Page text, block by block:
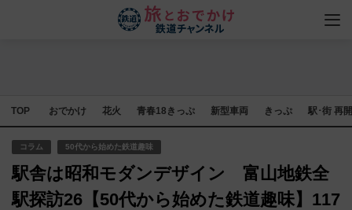
TOP おでかけ 花火 青春18きっぷ 新型車両 きっぷ 駅･街 再
コラム 50代から始めた鉄道趣味
駅舎は昭和モダンデザイン 富山地鉄全
駅探訪26【50代から始めた鉄道趣味】117